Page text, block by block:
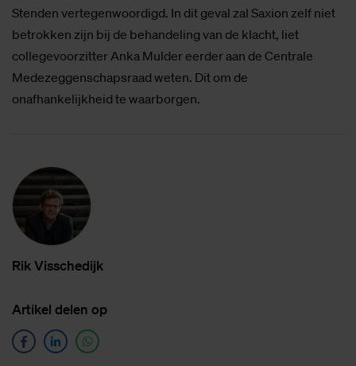
Stenden vertegenwoordigd. In dit geval zal Saxion zelf niet
betrokken zijn bij de behandeling van de klacht, liet
collegevoorzitter Anka Mulder eerder aan de Centrale
Medezeggenschapsraad weten. Dit om de
onafhankelijkheid te waarborgen.
Rik Vis­sche­dijk
Ar­ti­kel de­len op